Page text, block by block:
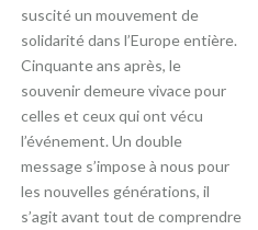
suscité un mouvement de
solidarité dans l’Europe entière.
Cinquante ans après, le
souvenir demeure vivace pour
celles et ceux qui ont vécu
l’événement. Un double
message s’impose à nous pour
les nouvelles générations, il
s’agit avant tout de comprendre